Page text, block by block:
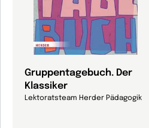
Gruppentagebuch. Der
Klassiker
Lektoratsteam Herder Pädagogik